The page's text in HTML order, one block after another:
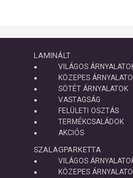
LAMINÁLT
VILÁGOS
KÖZEPES
SÖTÉT ÁRNYALATOK
VASTAGSÁG
FELÜLETI OSZTÁS
TERMÉKCSALÁDOK
AKCIÓS
SZALAGPARKETTA
VILÁGOS
KÖZEPES